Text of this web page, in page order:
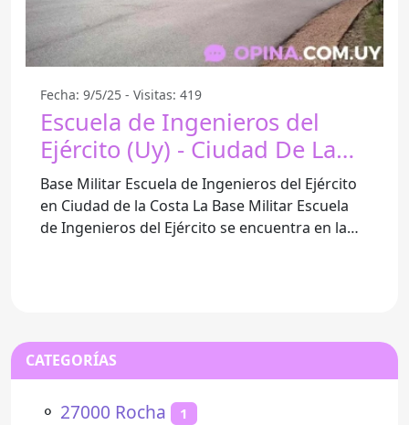
Fecha: 9/5/25 - Visitas: 419
Escuela de Ingenieros del
Ejército (Uy) - Ciudad De La
Costa
Base Militar Escuela de Ingenieros del Ejército
en Ciudad de la Costa La Base Militar Escuela
de Ingenieros del Ejército se encuentra en la
CATEGORÍAS
⚬ 27000 Rocha 1